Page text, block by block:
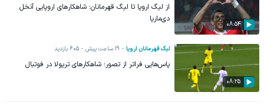
08:54
از لیگ اروپا تا لیگ قهرمانان؛ شاهکارهای اروپایی آنخل
دی‌ماریا
08:25
لیگ قهرمانان اروپا 19 ساعت پیش 605بازدید
پاس‌هایی فراتر از تصور؛ شاهکارهای تریولا در فوتبال